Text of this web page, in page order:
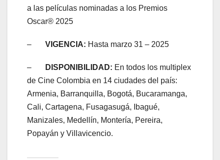
a las películas nominadas a los Premios
Oscar® 2025
– VIGENCIA: Hasta marzo 31 – 2025
– DISPONIBILIDAD: En todos los multiplex
de Cine Colombia en 14 ciudades del país:
Armenia, Barranquilla, Bogotá, Bucaramanga,
Cali, Cartagena, Fusagasugá, Ibagué,
Manizales, Medellín, Montería, Pereira,
Popayán y Villavicencio.